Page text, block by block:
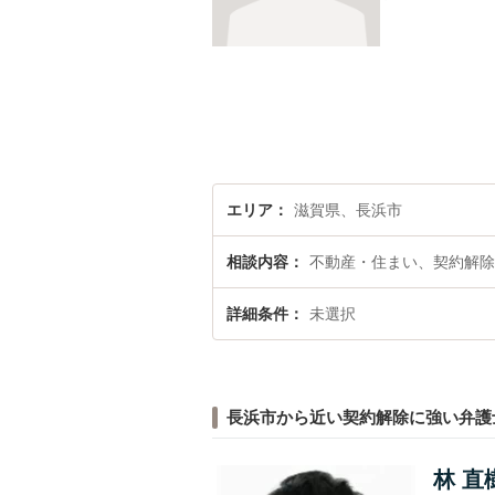
エリア 滋賀県、長浜市
相談内容 不動産・住まい、契約解除
詳細条件 未選択
長浜市から近い契約解除に強い弁護
林 直